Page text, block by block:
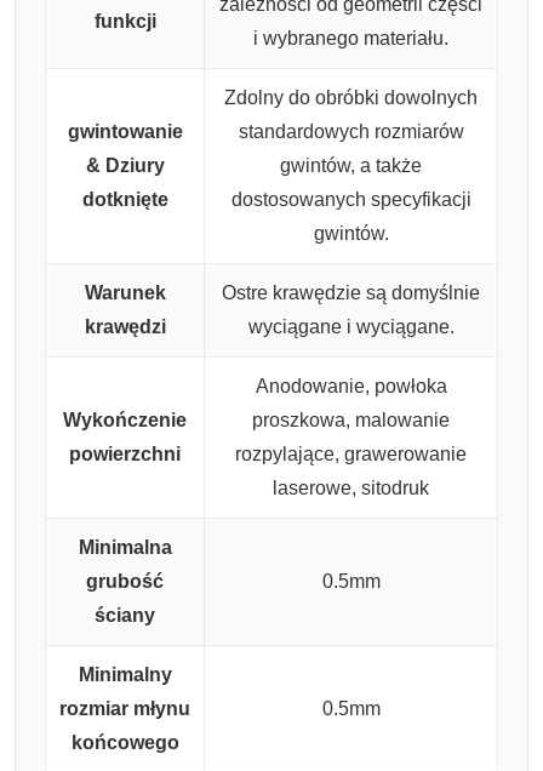
funkcji
i wybranego materiału.
gwintowanie
& Dziury
dotknięte
Zdolny do obróbki dowolnych
standardowych rozmiarów
gwintów, a także
dostosowanych specyfikacji
gwintów.
Warunek
krawędzi
Ostre krawędzie są domyślnie
wyciągane i wyciągane.
Wykończenie
powierzchni
Anodowanie, powłoka
proszkowa, malowanie
rozpylające, grawerowanie
laserowe, sitodruk
Minimalna
grubość
ściany
0.5mm
Minimalny
rozmiar młynu
końcowego
0.5mm